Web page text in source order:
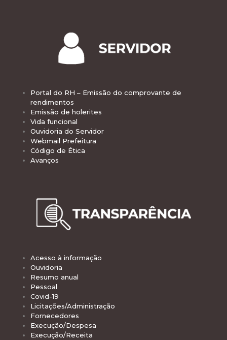
Portal do RH – Emissão do comprovante de
rendimentos
Emissão de holerites
Vida funcional
Ouvidoria do Servidor
Webmail Prefeitura
Código de Ética
Avanços
Acesso à informação
Ouvidoria
Resumo anual
Pessoal
Covid-19
Licitações/Administração
Fornecedores
Execução/Despesa
Execução/Receita